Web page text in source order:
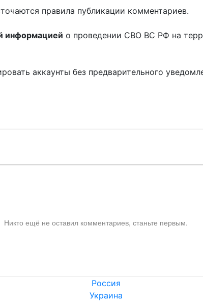
правила публикации комментариев.
информацией о проведении СВО ВС РФ на
аккаунты без предварительного
Никто ещё не оставил комментариев, станьте первым.
Россия
Украина